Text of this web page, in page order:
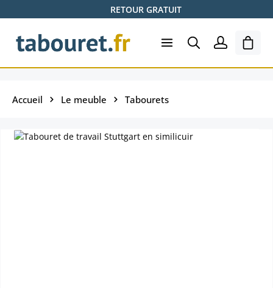
Passer au contenu principalRETOUR GRATUIT
Le
Accueil Le meuble Tabourets